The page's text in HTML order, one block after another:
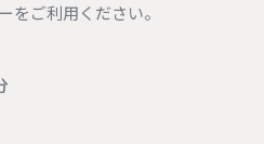
をご利用ください。